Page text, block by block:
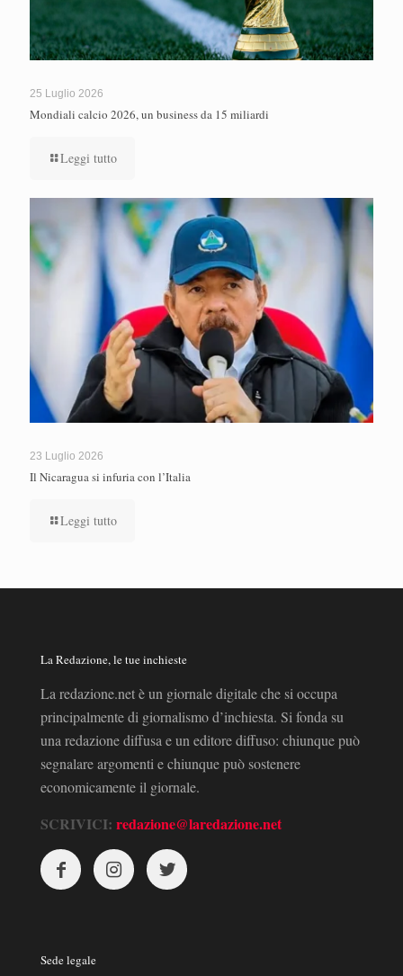
25 Luglio 2026
Mondiali calcio 2026, un business da 15 miliardi
Leggi tutto
23 Luglio 2026
Il Nicaragua si infuria con l’Italia
Leggi tutto
La Redazione, le tue inchieste
La redazione.net è un giornale digitale che si occupa
principalmente di giornalismo d’inchiesta. Si fonda su
una redazione diffusa e un editore diffuso: chiunque può
segnalare argomenti e chiunque può sostenere
economicamente il giornale.
SCRIVICI: redazione@laredazione.net
Sede legale